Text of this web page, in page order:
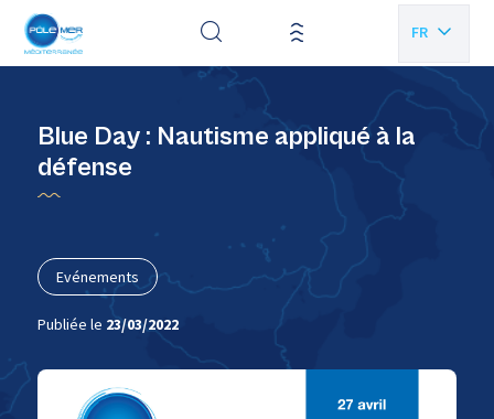
FR
Blue Day : Nautisme appliqué à la
défense
Evénements
Publiée le 23/03/2022
Panneau de gestion des cookies